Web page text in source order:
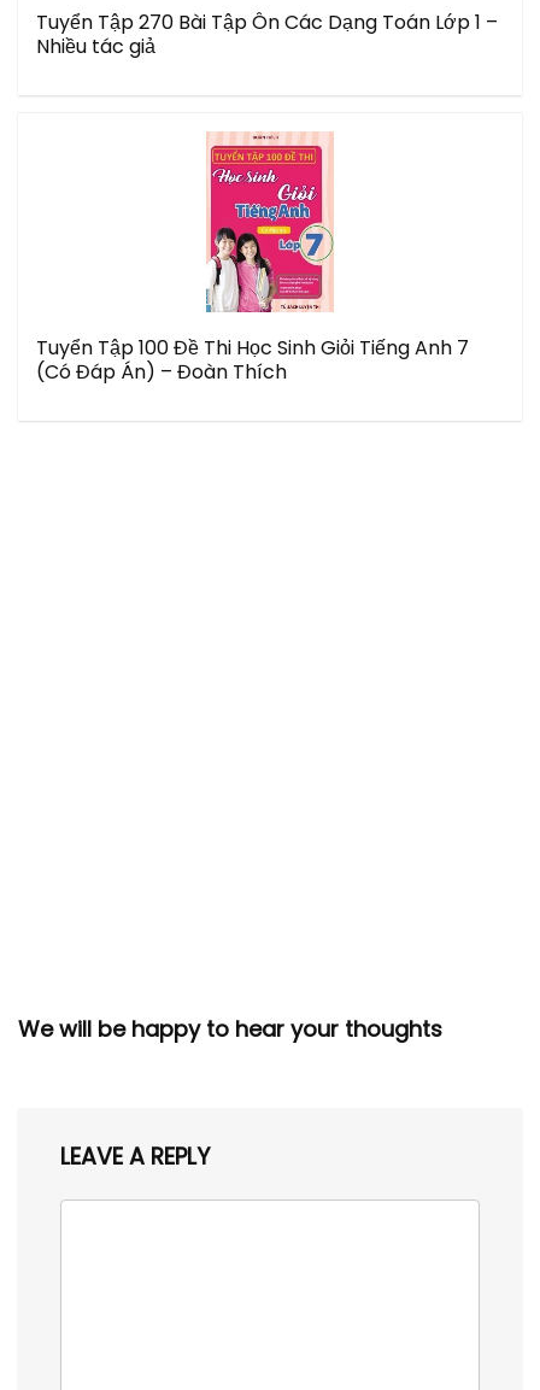
Tuyển Tập 270 Bài Tập Ôn Các Dạng Toán Lớp 1 –
Nhiều tác giả
Tuyển Tập 100 Đề Thi Học Sinh Giỏi Tiếng Anh 7
(Có Đáp Án) – Đoàn Thích
We will be happy to hear your thoughts
LEAVE A REPLY